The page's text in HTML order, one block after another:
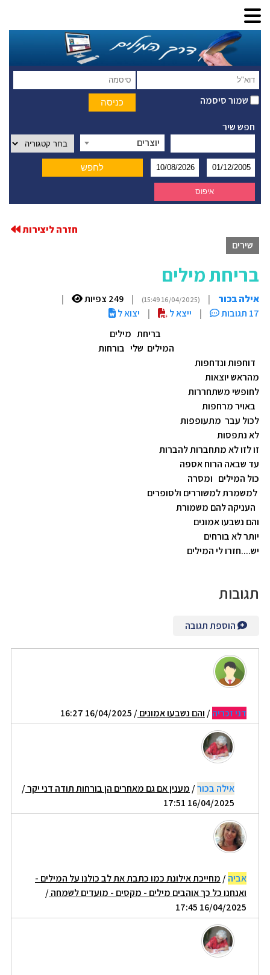
שמור סיסמה
חפש שיר
יוצרים
חזרה ליצירות
שירים
בריחת מילים
אילה בכור |
(16/04/2025 15:49)
| 249 צפיות
|
17 תגובות
| ייצא ל |
יצוא ל
בריחת מילים
המילים שלי בורחות
דוחפות ונדחפות
מהראש יוצאות
לחופשי משתחררות
באויר מרחפות
לכול עבר מתעופפות
לא נתפסות
זו לזו לא מתחברות להברות
עד שבאה הרוח אספה
כול המילים ומסרה
למשמרת למשוררים ולסופרים
העניקה להם משמורת
והם נשבעו אמונים
יותר לא בורחים
יש....חזרו לי המילים
תגובות
הוספת תגובה
דני זכריה/ והם נשבעו אמונים/ 16/04/2025 16:27
אילה בכור/ מענין אם גם מאחרים הן בורחות תודה דני יקר/
16/04/2025 17:51
אביה/ מחייכת אילונת כמו כתבת את לב כולנו על המילים -
ואנחנו כל כך אוהבים מילים - מקסים - מועדים לשמחה/
16/04/2025 17:45